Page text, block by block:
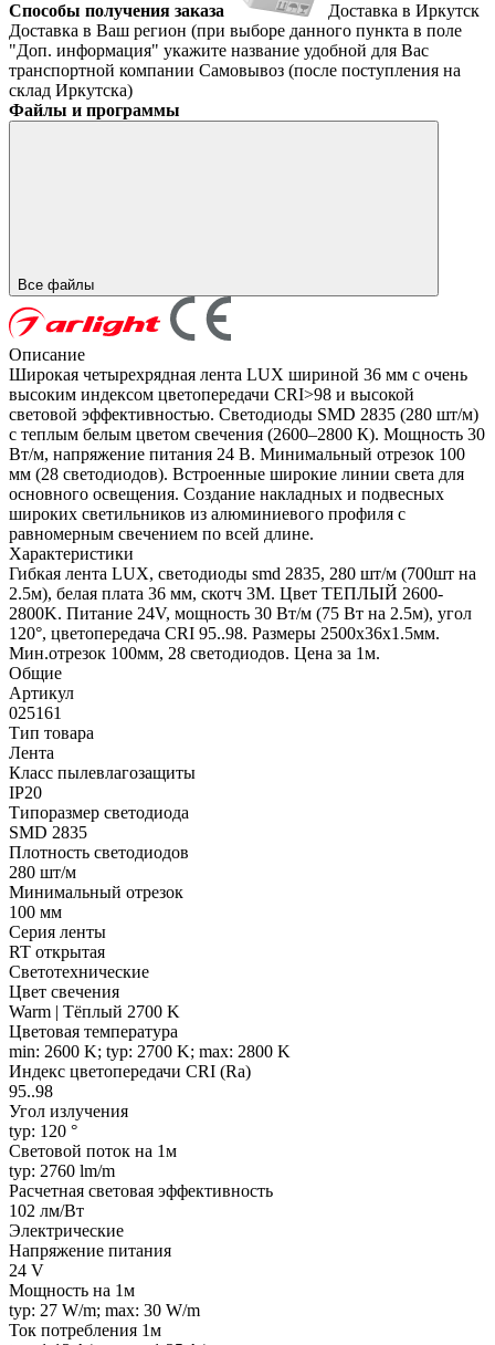
Способы получения заказа
Доставка в Иркутск
Доставка в Ваш регион (при выборе данного пункта в поле
"Доп. информация" укажите название удобной для Вас
транспортной компании Самовывоз (после поступления на
склад Иркутска)
Файлы и программы
Все файлы
Описание
Широкая четырехрядная лента LUX шириной 36 мм с очень
высоким индексом цветопередачи CRI>98 и высокой
световой эффективностью. Светодиоды SMD 2835 (280 шт/м)
с теплым белым цветом свечения (2600–2800 К). Мощность 30
Вт/м, напряжение питания 24 В. Минимальный отрезок 100
мм (28 светодиодов). Встроенные широкие линии света для
основного освещения. Создание накладных и подвесных
широких светильников из алюминиевого профиля с
равномерным свечением по всей длине.
Характеристики
Гибкая лента LUX, светодиоды smd 2835, 280 шт/м (700шт на
2.5м), белая плата 36 мм, скотч 3М. Цвет ТЕПЛЫЙ 2600-
2800K. Питание 24V, мощность 30 Вт/м (75 Вт на 2.5м), угол
120°, цветопередача CRI 95..98. Размеры 2500х36x1.5мм.
Мин.отрезок 100мм, 28 светодиодов. Цена за 1м.
Общие
Артикул
025161
Тип товара
Лента
Класс пылевлагозащиты
IP20
Типоразмер светодиода
SMD 2835
Плотность светодиодов
280 шт/м
Минимальный отрезок
100 мм
Серия ленты
RT открытая
Светотехнические
Цвет свечения
Warm | Тёплый 2700 K
Цветовая температура
min: 2600 K; typ: 2700 K; max: 2800 K
Индекс цветопередачи CRI (Ra)
95..98
Угол излучения
typ: 120 °
Световой поток на 1м
typ: 2760 lm/m
Расчетная световая эффективность
102 лм/Вт
Электрические
Напряжение питания
24 V
Мощность на 1м
typ: 27 W/m; max: 30 W/m
Ток потребления 1м